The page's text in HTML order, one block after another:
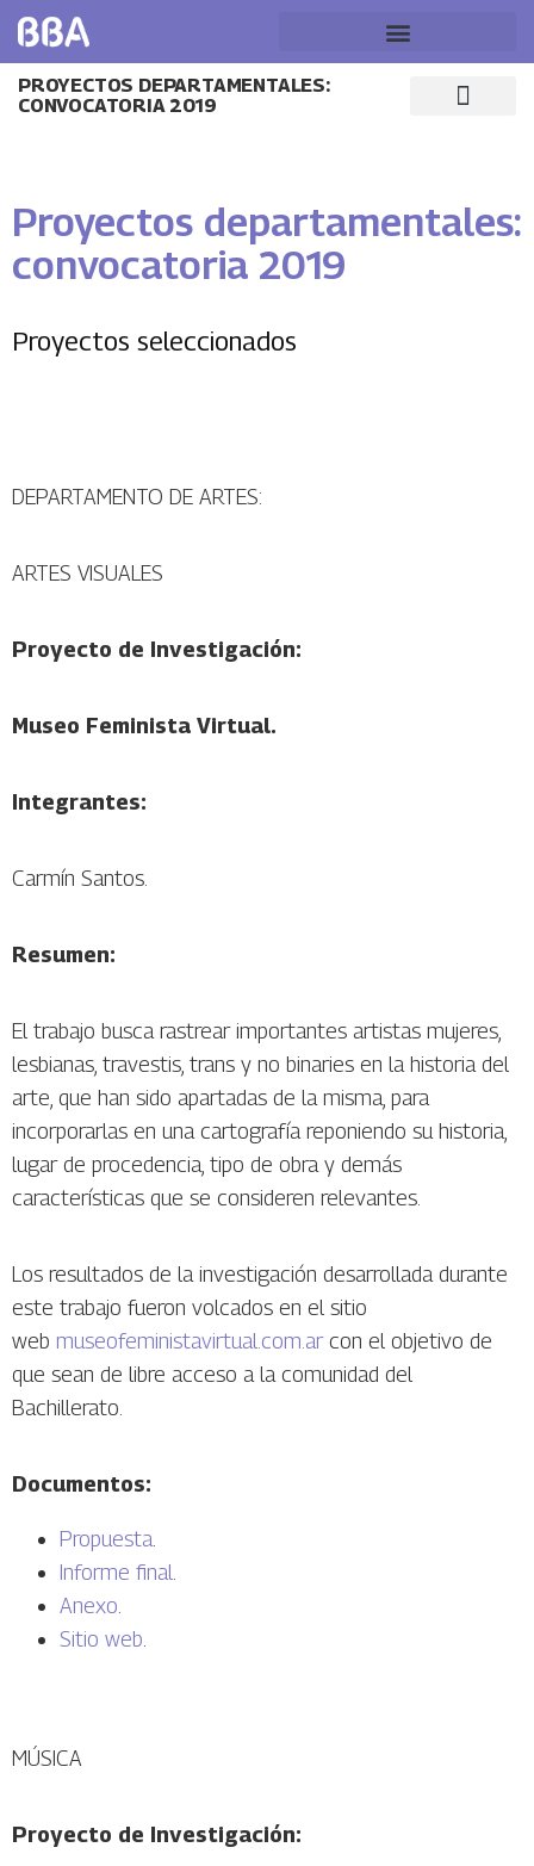
PROYECTOS DEPARTAMENTALES:
CONVOCATORIA 2019
Proyectos departamentales:
convocatoria 2019
Proyectos seleccionados
DEPARTAMENTO DE ARTES:
ARTES VISUALES
Proyecto de Investigación:
Museo Feminista Virtual.
Integrantes:
Carmín Santos.
Resumen:
El trabajo busca rastrear importantes artistas mujeres,
lesbianas, travestis, trans y no binaries en la historia del
arte, que han sido apartadas de la misma, para
incorporarlas en una cartografía reponiendo su historia,
lugar de procedencia, tipo de obra y demás
características que se consideren relevantes.
Los resultados de la investigación desarrollada durante
este trabajo fueron volcados en el sitio
web museofeministavirtual.com.arcon el objetivo de
que sean de libre acceso a la comunidad del
Bachillerato.
Documentos:
Propuesta
Informe final
Anexo
Sitio web
MÚSICA
Proyecto de Investigación: